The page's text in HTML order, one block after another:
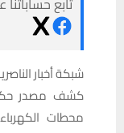
شبكة أخبار
كشف مصدر
محطات